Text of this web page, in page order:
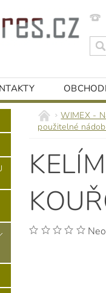
WIMEX -
použitelné